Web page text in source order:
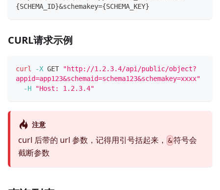
{SCHEMA_ID}&schemakey={SCHEMA_KEY}
CURL请求示例
curl -X GET
"http://1.2.3.4/api/public/object?
appid=app123&schemaid=schema123&schemakey=xxxx"
-H
"Host: 1.2.3.4"
注意
curl 后带的 url 参数，记得用引号括起来， &符号会
截断参数